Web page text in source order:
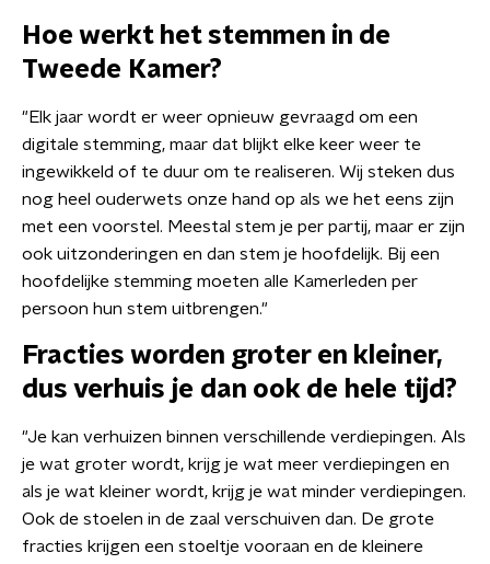
Hoe werkt het stemmen in de
Tweede Kamer?
"Elk jaar wordt er weer opnieuw gevraagd om een
digitale stemming, maar dat blijkt elke keer weer te
ingewikkeld of te duur om te realiseren. Wij steken dus
nog heel ouderwets onze hand op als we het eens zijn
met een voorstel. Meestal stem je per partij, maar er zijn
ook uitzonderingen en dan stem je hoofdelijk. Bij een
hoofdelijke stemming moeten alle Kamerleden per
persoon hun stem uitbrengen."
Fracties worden groter en kleiner,
dus verhuis je dan ook de hele tijd?
"Je kan verhuizen binnen verschillende verdiepingen. Als
je wat groter wordt, krijg je wat meer verdiepingen en
als je wat kleiner wordt, krijg je wat minder verdiepingen.
Ook de stoelen in de zaal verschuiven dan. De grote
fracties krijgen een stoeltje vooraan en de kleinere